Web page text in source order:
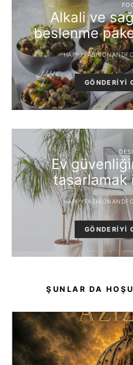
Alkali ve
beslenme
GÖNDERIYI
Ev
tasarlamak
GÖNDERIYI
ŞUNLAR DA